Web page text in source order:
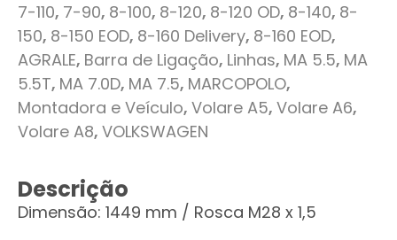
7-110, 7-90, 8-100, 8-120, 8-120 OD, 8-140, 8-
150, 8-150 EOD, 8-160 Delivery, 8-160 EOD,
AGRALE, Barra de Ligação, Linhas, MA 5.5, MA
5.5T, MA 7.0D, MA 7.5, MARCOPOLO,
Montadora e Veículo, Volare A5, Volare A6,
Volare A8, VOLKSWAGEN
Descrição
Dimensão: 1449 mm / Rosca M28 x 1,5